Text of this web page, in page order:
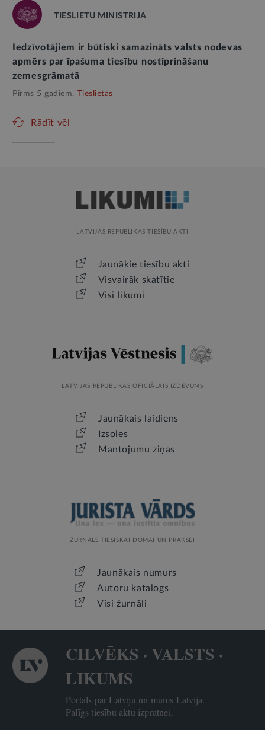
TIESLIETU MINISTRIJA
Iedzīvotājiem ir būtiski samazināts valsts nodevas
apmērs par īpašuma tiesību nostiprināšanu
zemesgrāmatā
Pirms 5 gadiem, Tieslietas
Rādīt vēl
LATVIJAS REPUBLIKAS TIESĪBU AKTI
Jaunākie tiesību akti
Visvairāk skatītie
Visi likumi
LATVIJAS REPUBLIKAS OFICIĀLAIS IZDEVUMS
Jaunākais laidiens
Izsoles
Mantojumu ziņas
ŽURNĀLS TIESISKAI DOMAI UN PRAKSEI
Jaunākais numurs
Autoru katalogs
Visi žurnāli
CILVĒKS · VALSTS ·
LIKUMS
Portāls par Latviju un mums Latvijā.
Palīgs tiesību aktu izpratnei.